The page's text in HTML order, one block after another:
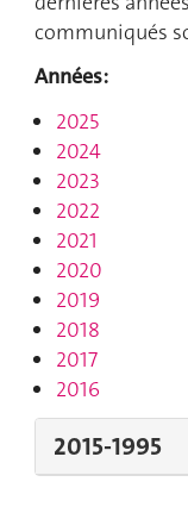
communiqués
Années:
2025
2024
2023
2022
2021
2020
2019
2018
2017
2016
2015-1995